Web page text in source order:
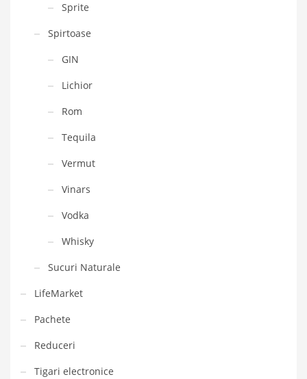
Sprite
Spirtoase
GIN
Lichior
Rom
Tequila
Vermut
Vinars
Vodka
Whisky
Sucuri Naturale
LifeMarket
Pachete
Reduceri
Tigari electronice